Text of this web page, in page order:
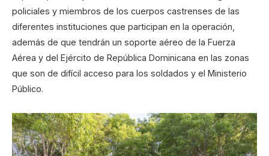
policiales y miembros de los cuerpos castrenses de las
diferentes instituciones que participan en la operación,
además de que tendrán un soporte aéreo de la Fuerza
Aérea y del Ejército de República Dominicana en las zonas
que son de difícil acceso para los soldados y el Ministerio
Público.